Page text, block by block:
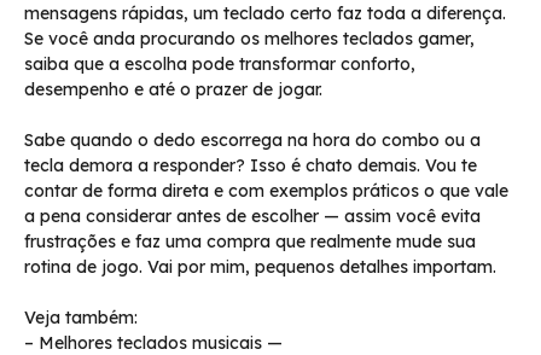
mensagens rápidas, um teclado certo faz toda a diferença.
Se você anda procurando os melhores teclados gamer,
saiba que a escolha pode transformar conforto,
desempenho e até o prazer de jogar.
Sabe quando o dedo escorrega na hora do combo ou a
tecla demora a responder? Isso é chato demais. Vou te
contar de forma direta e com exemplos práticos o que vale
a pena considerar antes de escolher — assim você evita
frustrações e faz uma compra que realmente mude sua
rotina de jogo. Vai por mim, pequenos detalhes importam.
Veja também:
– Melhores teclados musicais —